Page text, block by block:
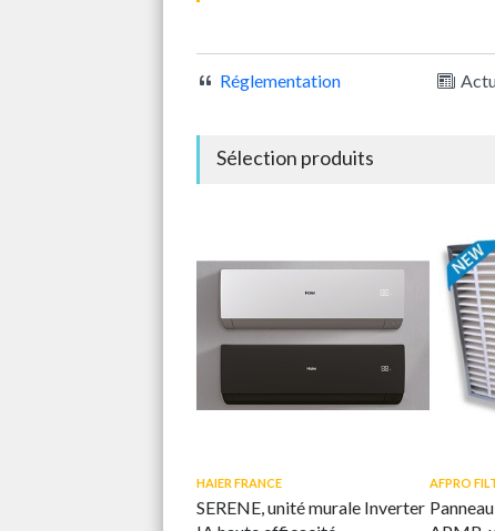
Réglementation
Sélection produits
HAIER FRANCE
SERENE, unité murale Inverter
AFPRO